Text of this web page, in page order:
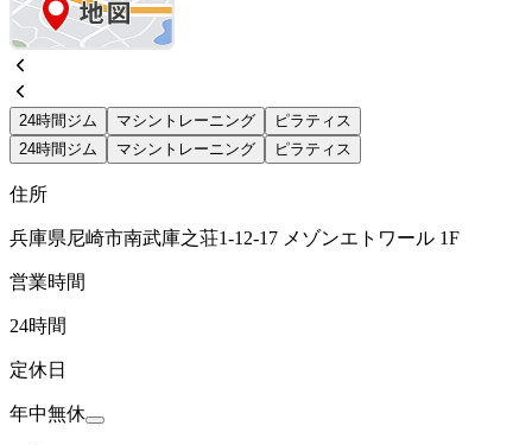
24時間ジム マシントレーニング
ピラティス
24時間ジム
マシントレーニング ピラティス
住所
兵庫県尼崎市南武庫之荘1-12-17 メゾンエトワール 1F
営業時間
24時間
定休日
年中無休